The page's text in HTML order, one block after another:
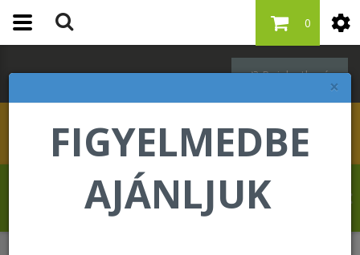
×
FIGYELMEDBE
AJÁNLJUK
Bejelentkezés
0
Kovács Erika üdvözli Önt a Forever Living
internetes áruházában!